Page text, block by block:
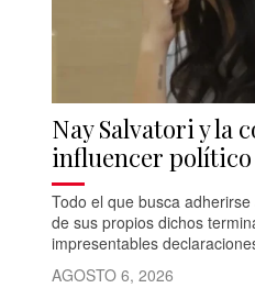
Nay Salvatori y la
influencer político
Todo el que busca
de sus propios dichos
impresentables
AGOSTO 6, 2026